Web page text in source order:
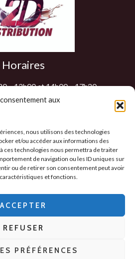
aux
nous utilisons des technologies
et/ou accéder aux informations des
ces technologies nous permettra de traiter
de navigation ou les ID uniques sur
ou de retirer son consentement peut avoir
et fonctions.
ACCEPTER
REFUSER
PRÉFÉRENCES
Horaires
– 12h00 et 14h00 – 17h30
– 12h00 et 14h00 – 17h30
– 12h00 et 14h00 – 17h30
jours sur RDV
Légales-